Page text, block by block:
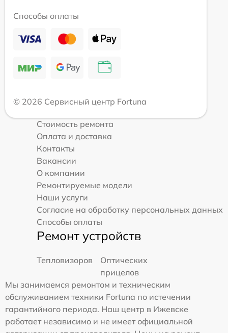
Способы оплаты
© 2026 Сервисный центр Fortuna
Стоимость ремонта
Оплата и доставка
Контакты
Вакансии
О компании
Ремонтируемые модели
Наши услуги
Согласие на обработку персональных данных
Способы оплаты
Ремонт устройств
Тепловизоров
Оптических
прицелов
Мы занимаемся ремонтом и техническим
обслуживанием техники Fortuna по истечении
гарантийного периода. Наш центр в Ижевске
работает независимо и не имеет официальной